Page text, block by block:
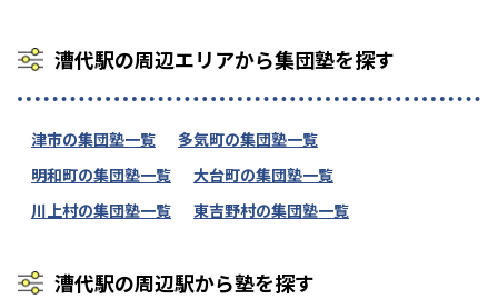
漕代駅の周辺エリアから集団塾を探す
津市の集団塾一覧
多気町の集団塾一覧
明和町の集団塾一覧
大台町の集団塾一覧
川上村の集団塾一覧
東吉野村の集団塾一覧
漕代駅の周辺駅から塾を探す